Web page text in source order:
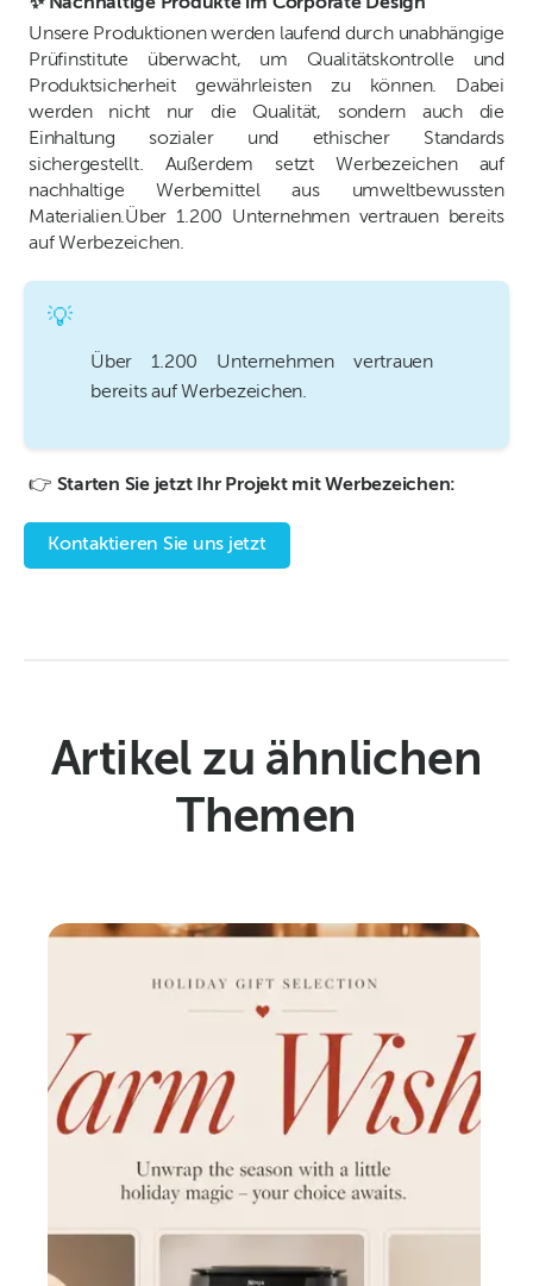
Unsere Produktionen werden laufend durch unabhängige
Prüfinstitute überwacht, um Qualitätskontrolle und
Produktsicherheit gewährleisten zu können. Dabei
werden nicht nur die Qualität, sondern auch die
Einhaltung sozialer und ethischer Standards
sichergestellt. Außerdem setzt Werbezeichen auf
nachhaltige Werbemittel aus umweltbewussten
Materialien.Über 1.200 Unternehmen vertrauen bereits
auf Werbezeichen.
💡
Über 1.200 Unternehmen vertrauen
bereits auf Werbezeichen.
👉 Starten Sie jetzt Ihr Projekt mit Werbezeichen:
Kontaktieren Sie uns jetzt
Artikel zu ähnlichen
Themen